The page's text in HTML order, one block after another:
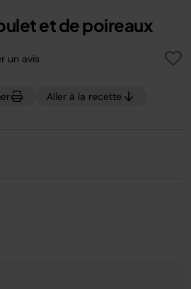
et de poireaux
un avis
Aller à la recette